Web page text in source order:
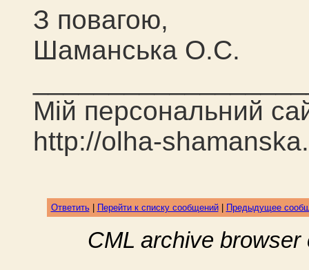
З повагою,
Шаманська О.С.
Мій персональний
http://olha-
Ответить| Перейти к списку сообщений| Предыдущее
CML archive